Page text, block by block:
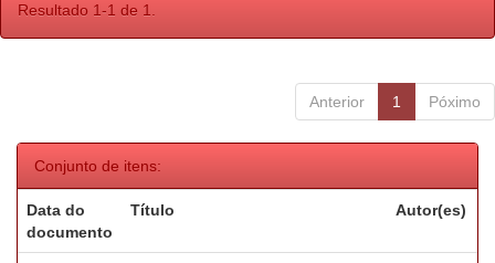
Resultado 1-1 de 1.
Anterior 1 Póximo
Conjunto de itens:
Data do
documento
Título Autor(es)